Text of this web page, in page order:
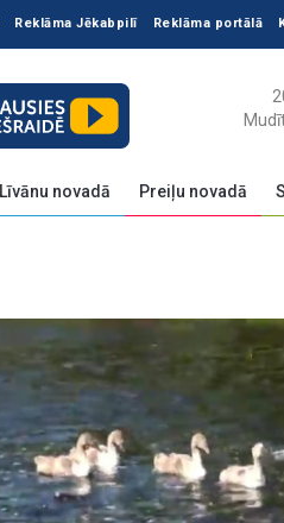
Reklāma Jēkabpilī Reklāma portālā
Līvānu novadā Preiļu novadā